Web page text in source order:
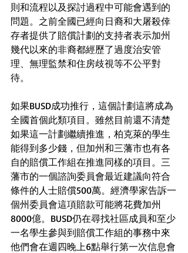
則和流程以及探討過程中可能會遇到的
問題。之前全國已經向日裔和大屠殺倖
存者提供了賠償計劃的支持者表示加州
幾代以來的非裔都經歷了過度治安管
理、無理監禁和住房歧視等不公平對
待。
如果BUSD成功推行，這個計劃這將成為
全國首個此類項目。雖然目前還不清楚
如果這一計劃繼續推進，柏克萊的學生
能得到多少錢，但加州和三藩市也有各
自的賠償工作組在推進同樣的項目。三
藩市的一個諮詢委員會最近建議向符合
條件的人士賠償500萬。經濟學家告訴一
個州委員會這項賠款可能將花費加州
8000億。BUSD仍在尋找社區成員和至少
一名學生參與到賠償工作組的事務中來
他們會在週四晚上6點舉行第一次信息會